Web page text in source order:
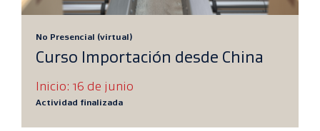
No Presencial (virtual)
Curso Importación desde China
Inicio: 16 de junio
Actividad finalizada